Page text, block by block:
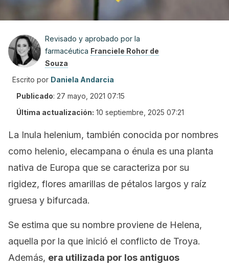
Revisado y aprobado por la
farmacéutica Franciele Rohor de
Souza
Escrito por Daniela Andarcia
Publicado: 27 mayo, 2021 07:15
Última actualización: 10 septiembre, 2025 07:21
La Inula helenium, también conocida por nombres
como helenio, elecampana o énula es una planta
nativa de Europa que se caracteriza por su
rigidez, flores amarillas de pétalos largos y raíz
gruesa y bifurcada.
Se estima que su nombre proviene de Helena,
aquella por la que inició el conflicto de Troya.
Además, era utilizada por los antiguos